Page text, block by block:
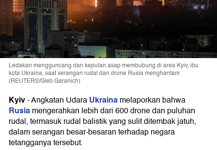
Ledakan mengguncang dan kepulan asap membubung di area Kyiv, ibu
kota Ukraina, saat serangan rudal dan drone Rusia menghantam
(REUTERS/Gleb Garanich)
Kyiv-Angkatan UdaraUkrainamelaporkan bahwa
Rusiamengerahkan lebih dari 600 drone dan puluhan
rudal, termasuk rudal balistik yang sulit ditembak jatuh,
dalam serangan besar-besaran terhadap negara
tetangganya tersebut.